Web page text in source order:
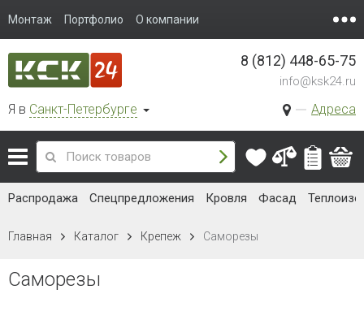
Монтаж Портфолио О компании
Я в Санкт-Петербурге Адреса
8 (812) 448-65-75
info@ksk24.ru
Распродажа Спецпредложения Кровля Фасад
Главная Каталог Крепеж Саморезы
Саморезы